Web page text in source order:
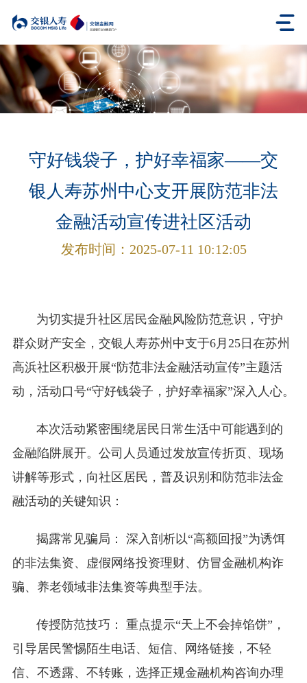
守好钱袋子，护好幸福家——交
银人寿苏州中心支开展防范非法
金融活动宣传进社区活动
发布时间： 2025-07-11 10:12:05
为切实提升社区居民金融风险防范意识，守护
群众财产安全，交银人寿苏州中支于6月25日在苏州
高浜社区积极开展“防范非法金融活动宣传”主题活
动，活动口号“守好钱袋子，护好幸福家”深入人心。
本次活动紧密围绕居民日常生活中可能遇到的
金融陷阱展开。公司人员通过发放宣传折页、现场
讲解等形式，向社区居民，普及识别和防范非法金
融活动的关键知识：
揭露常见骗局：
深入剖析以“高额回报”为诱饵
的非法集资、虚假网络投资理财、仿冒金融机构诈
骗、养老领域非法集资等典型手法。
传授防范技巧：
重点提示“天上不会掉馅饼”，
引导居民警惕陌生电话、短信、网络链接，不轻
信、不透露、不转账，选择正规金融机构咨询办理